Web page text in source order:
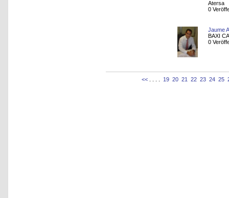
Atersa
0
Jaume
BAXI
0
<<. . . . 19 20 21 22 23 24 25